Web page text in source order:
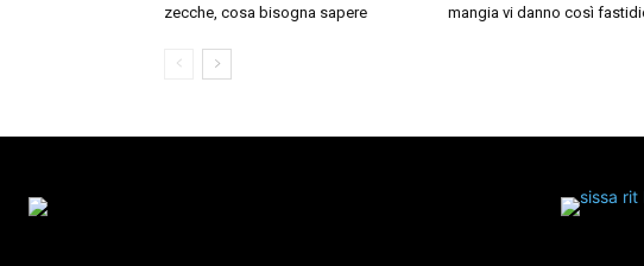
zecche, cosa bisogna sapere
mangia vi danno così